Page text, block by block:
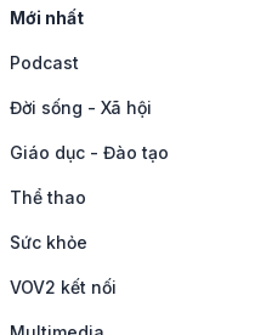
Mới nhất
Podcast
Đời sống - Xã hội
Giáo dục - Đào tạo
Thể thao
Sức khỏe
VOV2 kết nối